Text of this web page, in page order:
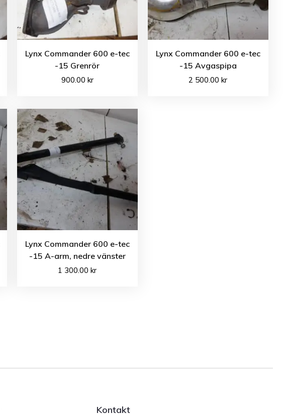
Lynx Commander 600 e-tec
-15 Grenrör
900.00 kr
Lynx Commander 600 e-tec
-15 Avgaspipa
2 500.00kr
Lynx Commander 600 e-tec
-15 A-arm, nedre vänster
1 300.00kr
Kontakt